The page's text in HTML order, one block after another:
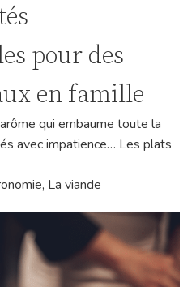
pour des
en famille
qui embaume toute la
avec impatience… Les plats
, La viande